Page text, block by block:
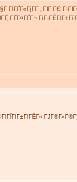
ГІГҐГ«ГјГ­Г , ГІГ ГЄ
ГіГ·ГЁГІГ±Гї